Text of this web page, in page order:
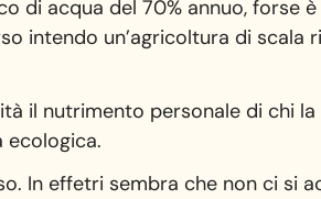
di acqua del 70% annuo, forse
intendo un’agricoltura di scala
il nutrimento personale di chi
ecologica.
In effetri sembra che non ci si